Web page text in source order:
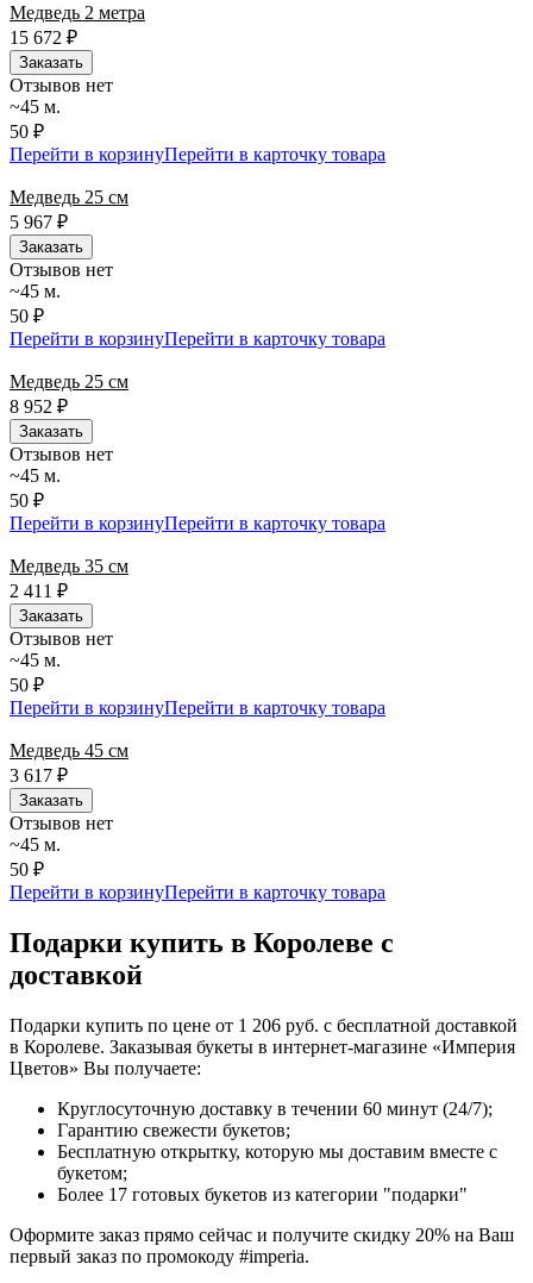
Медведь 2 метра
15 672 ₽
Заказать
Отзывов нет
~45 м.
50 ₽
Перейти в корзинуПерейти в карточку товара
Медведь 25 см
5 967 ₽
Заказать
Отзывов нет
~45 м.
50 ₽
Перейти в корзинуПерейти в карточку товара
Медведь 25 см
8 952 ₽
Заказать
Отзывов нет
~45 м.
50 ₽
Перейти в корзинуПерейти в карточку товара
Медведь 35 см
2 411
₽
Заказать
Отзывов нет
~45 м.
50 ₽
Перейти в корзинуПерейти в карточку товара
Медведь 45 см
3 617 ₽
Заказать
Отзывов нет
~45 м.
50 ₽
Перейти в корзинуПерейти в карточку товара
Подарки купить в Королеве с
доставкой
Подарки купить по цене от 1 206 руб. с бесплатной доставкой
в Королеве. Заказывая букеты в интернет-магазине «Империя
Цветов» Вы получаете:
Круглосуточную доставку в течении 60 минут (24/7);
Гарантию свежести букетов;
Бесплатную открытку, которую мы доставим вместе с
букетом;
Более 17 готовых букетов из категории "подарки"
Оформите заказ прямо сейчас и получите скидку 20% на Ваш
первый заказ по промокоду #imperia.